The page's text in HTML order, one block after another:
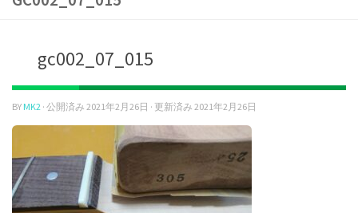
gc002_07_015
BY MK2 · 公開済み 2021年2月26日 · 更新済み 2021年2月26日